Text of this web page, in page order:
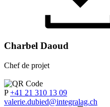
Charbel Daoud
Chef de projet
P +41 21 310 13 09
valerie.dubied@integralag.ch